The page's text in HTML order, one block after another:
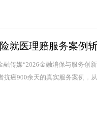
就医理赔服务案例
融传媒“2026金融消保与服务
癌900余天的真实服务案例，